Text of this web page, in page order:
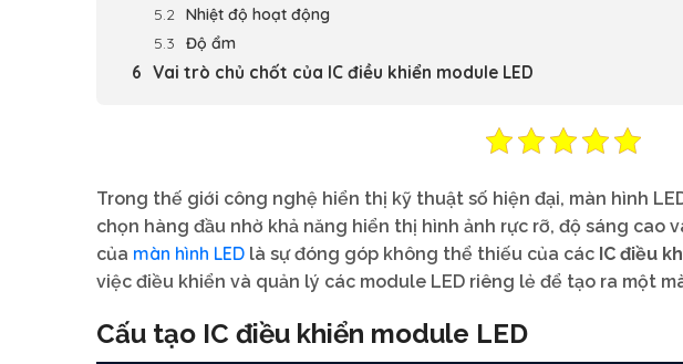
Nhiệt độ hoạt động
Độ ẩm
Vai trò chủ chốt của IC điều khiển module LED
Trong thế giới công nghệ hiển thị kỹ thuật số hiện đại, màn hình
chọn hàng đầu nhờ khả năng hiển thị hình ảnh rực rỡ, độ sáng cao
của màn hình LED là sự đóng góp không thể thiếu của các IC điều
việc điều khiển và quản lý các module LED riêng lẻ để tạo ra một
Cấu tạo IC điều khiển module LED